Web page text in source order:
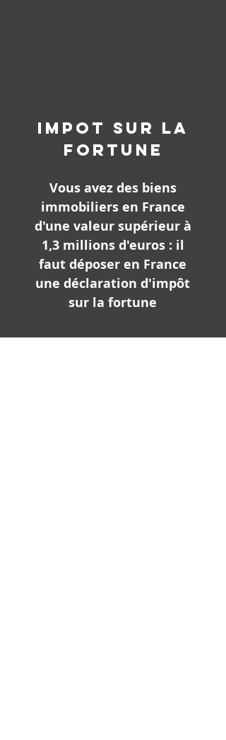
IMPOT SUR LA
FORTUNE
Vous avez des biens
immobiliers en France
d'une valeur supérieur à
1,3 millions d'euros : il
faut déposer en France
une déclaration d'impôt
sur la fortune